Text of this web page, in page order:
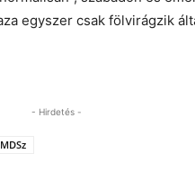
egyszer csak fölvirágzik
- Hirdetés -